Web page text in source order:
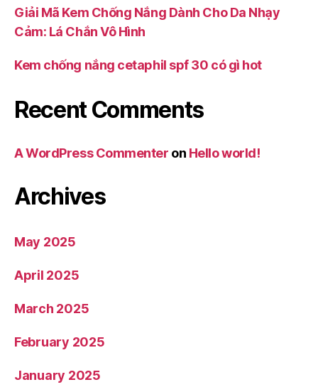
Giải Mã Kem Chống Nắng Dành Cho Da Nhạy
Cảm: Lá Chắn Vô Hình
Kem chống nắng cetaphil spf 30 có gì hot
Recent Comments
A WordPress Commenter on Hello world!
Archives
May 2025
April 2025
March 2025
February 2025
January 2025